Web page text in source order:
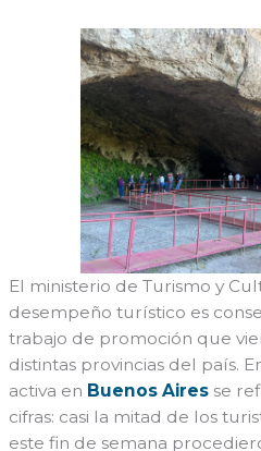
El ministerio de Turismo y
desempeño turístico es
trabajo de promoción que
distintas provincias del país.
activa en Buenos Aires se
cifras: casi la mitad de los
este fin de semana